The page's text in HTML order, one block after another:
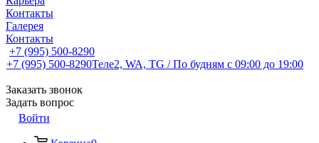
Контакты
Галерея
Контакты
+7 (995) 500-8290
+7 (995) 500-8290Теле2, WA, TG / По будням c 09:00 до 19:00
Заказать звонок
Задать вопрос
Войти